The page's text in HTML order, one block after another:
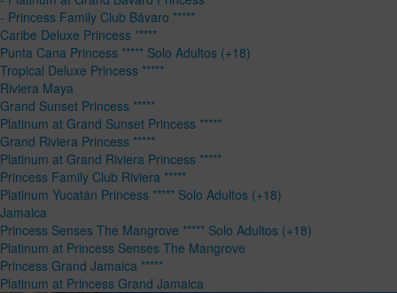
- Princess Family Club Bávaro *****
Caribe Deluxe Princess *****
Punta Cana Princess ***** Solo Adultos (+18)
Tropical Deluxe Princess *****
Riviera Maya
Grand Sunset Princess *****
Platinum at Grand Sunset Princess *****
Grand Riviera Princess *****
Platinum at Grand Riviera Princess *****
Princess Family Club Riviera *****
Platinum Yucatán Princess ***** Solo Adultos (+18)
Jamaica
Princess Senses The Mangrove ***** Solo Adultos (+18)
Platinum at Princess Senses The Mangrove
Princess Grand Jamaica *****
Platinum at Princess Grand Jamaica